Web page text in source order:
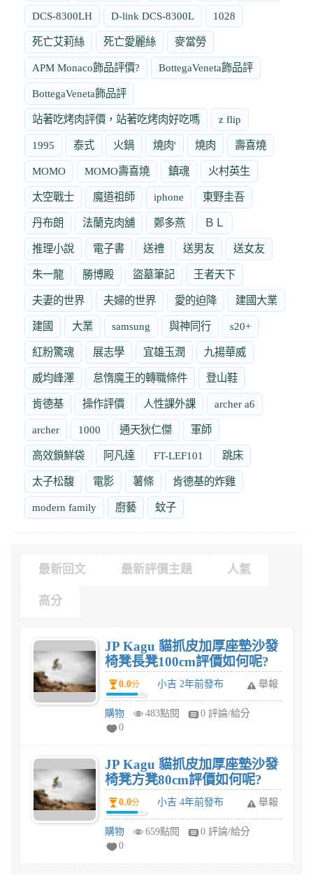
DCS-8300LH D-link DCS-8300L 1028
死亡艾莉絲 死亡愛麗絲 麥當勞
APM Monaco飾品評價? BottegaVeneta飾品評
BottegaVeneta飾品評
站著吃烤肉評價，站著吃烤肉好吃嗎 z flip
1995 泰式 火鍋 燒肉' 燒肉 壽喜燒
MOMO MOMO壽喜燒 鎮魂 火村英生
太空戰士 魔道祖師 iphone 東野圭吾
丹布朗 法蘭克肉舖 鄭多燕 ＢＬ
推理小說 電子書 送禮 送男友 送女友
朱一龍 勝博殿 盜墓筆記 王者天下
夫妻的世界 夫婦的世界 愛的迫降 建國大業
建國 大業 samsung 與神同行 s20+
紅粉驚魂 展志學 宜雄玉潤 九揚華威
威均峰澤 怠惰魔王的轉職條件 登山鞋
肯德基 操作評價 人性課外課 archer a6
archer 1000 通天狄仁傑 軍師
高效鎖鮮袋 阿凡達 FT-LEF101 跳床
太子松馥 電影 薯條 肯德基的炸雞
modern family 廚藝 蚊子
最新回文 最新評價主題 人氣
高分
JP Kagu 貓抓皮加厚座墊沙發
椅凳長凳100cm評價如何呢?
0.0分 小吉 2年前發布 舉報
購物 483點閱
0 評論/給分
0
JP Kagu 貓抓皮加厚座墊沙發
椅凳方凳80cm評價如何呢?
0.0分 小吉 4年前發布 舉報
購物 659點閱
0 評論/給分
0